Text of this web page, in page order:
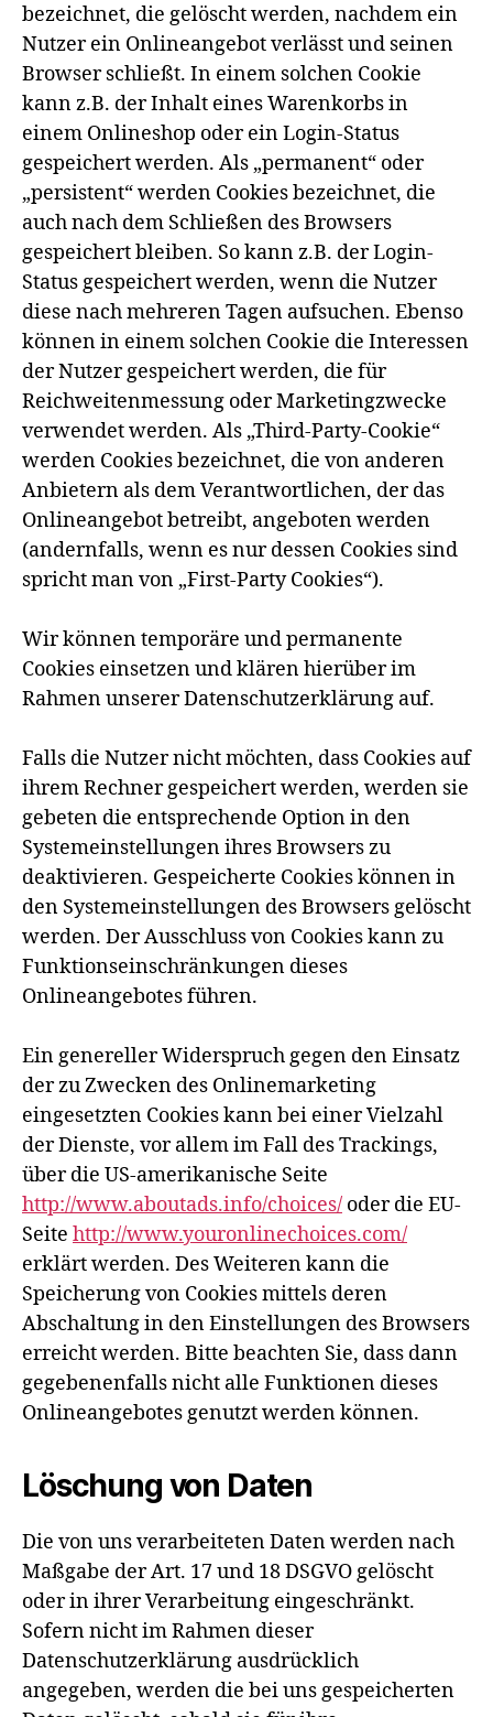
bezeichnet, die gelöscht werden, nachdem ein
Nutzer ein Onlineangebot verlässt und seinen
Browser schließt. In einem solchen Cookie
kann z.B. der Inhalt eines Warenkorbs in
einem Onlineshop oder ein Login-Status
gespeichert werden. Als „permanent“ oder
„persistent“ werden Cookies bezeichnet, die
auch nach dem Schließen des Browsers
gespeichert bleiben. So kann z.B. der Login-
Status gespeichert werden, wenn die Nutzer
diese nach mehreren Tagen aufsuchen. Ebenso
können in einem solchen Cookie die Interessen
der Nutzer gespeichert werden, die für
Reichweitenmessung oder Marketingzwecke
verwendet werden. Als „Third-Party-Cookie“
werden Cookies bezeichnet, die von anderen
Anbietern als dem Verantwortlichen, der das
Onlineangebot betreibt, angeboten werden
(andernfalls, wenn es nur dessen Cookies sind
spricht man von „First-Party Cookies“).
Wir können temporäre und permanente
Cookies einsetzen und klären hierüber im
Rahmen unserer Datenschutzerklärung auf.
Falls die Nutzer nicht möchten, dass Cookies auf
ihrem Rechner gespeichert werden, werden sie
gebeten die entsprechende Option in den
Systemeinstellungen ihres Browsers zu
deaktivieren. Gespeicherte Cookies können in
den Systemeinstellungen des Browsers gelöscht
werden. Der Ausschluss von Cookies kann zu
Funktionseinschränkungen dieses
Onlineangebotes führen.
Ein genereller Widerspruch gegen den Einsatz
der zu Zwecken des Onlinemarketing
eingesetzten Cookies kann bei einer Vielzahl
der Dienste, vor allem im Fall des Trackings,
über die US-amerikanische Seite
http://www.aboutads.info/choices/ oder die EU-
Seite http://www.youronlinechoices.com/
erklärt werden. Des Weiteren kann die
Speicherung von Cookies mittels deren
Abschaltung in den Einstellungen des Browsers
erreicht werden. Bitte beachten Sie, dass dann
gegebenenfalls nicht alle Funktionen dieses
Onlineangebotes genutzt werden können.
Löschung von Daten
Die von uns verarbeiteten Daten werden nach
Maßgabe der Art. 17 und 18 DSGVO gelöscht
oder in ihrer Verarbeitung eingeschränkt.
Sofern nicht im Rahmen dieser
Datenschutzerklärung ausdrücklich
angegeben, werden die bei uns gespeicherten